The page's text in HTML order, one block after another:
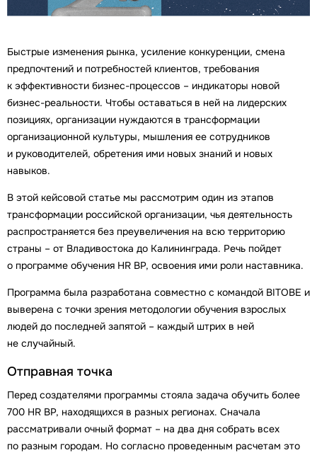
Быстрые изменения рынка, усиление конкуренции, смена
предпочтений и потребностей клиентов, требования
к эффективности бизнес-процессов – индикаторы новой
бизнес-реальности. Чтобы оставаться в ней на лидерских
позициях, организации нуждаются в трансформации
организационной культуры, мышления ее сотрудников
и руководителей, обретения ими новых знаний и новых
навыков.
В этой кейсовой статье мы рассмотрим один из этапов
трансформации российской организации, чья деятельность
распространяется без преувеличения на всю территорию
страны – от Владивостока до Калининграда. Речь пойдет
о программе обучения HR BP, освоения ими роли наставника.
Программа была разработана совместно с командой BITOBE и
выверена с точки зрения методологии обучения взрослых
людей до последней запятой – каждый штрих в ней
не случайный.
Отправная точка
Перед создателями программы стояла задача обучить более
700 HR BP, находящихся в разных регионах. Сначала
рассматривали очный формат – на два дня собрать всех
по разным городам. Но согласно проведенным расчетам это